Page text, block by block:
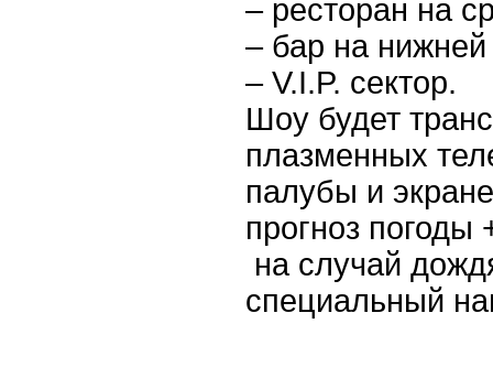
– ресторан на
– бар на
– V.I.P. сектор.
Шоу будет
плазменных
палубы и
прогноз
на случай
специальный